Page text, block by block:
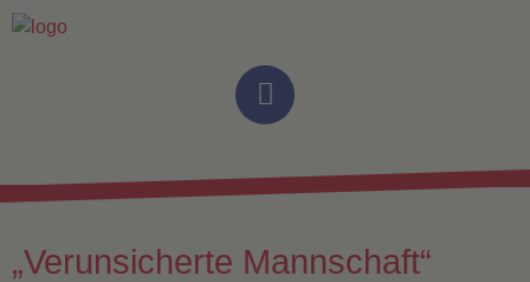
„Verunsicherte Mannschaft“